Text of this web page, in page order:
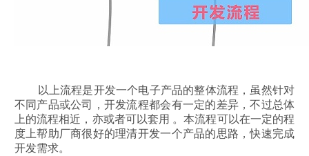
以上流程是开发一个电子产品的整体流程，虽然针对
不同产品或公司，开发流程都会有一定的差异，不过总体
上的流程相近，亦或者可以套用 。本流程可以在一定的程
度上帮助厂商很好的理清开发一个产品的思路，快速完成
开发需求。